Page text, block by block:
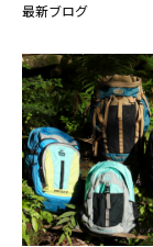
最新ブログ